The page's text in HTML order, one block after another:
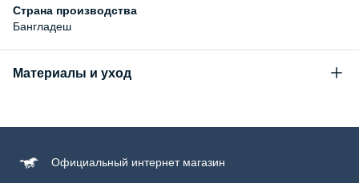
Страна производства
Бангладеш
Материалы и уход
100% хлопок
Официальный интернет магазин